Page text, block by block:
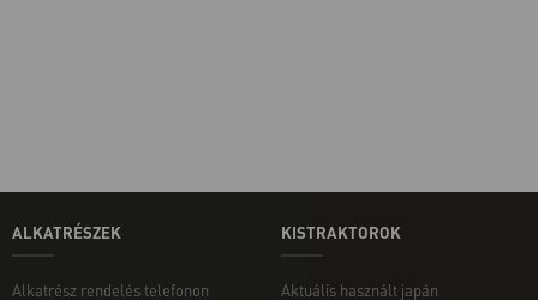
ALKATRÉSZEK
Alkatrész rendelés telefonon
KISTRAKTOROK
Aktuális használt japán